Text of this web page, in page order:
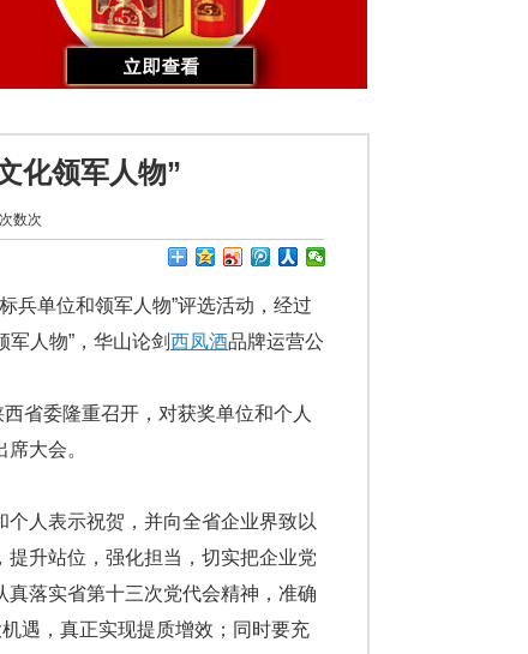
化领军人物”
数次
兵单位和领军人物”评选活动，经过
军人物”，华山论剑西凤酒品牌运营公
省委隆重召开，对获奖单位和个人
大会。
人表示祝贺，并向全省企业界致以
升站位，强化担当，切实把企业党
落实省第十三次党代会精神，准确
遇，真正实现提质增效；同时要充